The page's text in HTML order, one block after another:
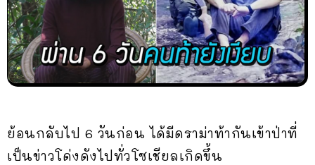
ย้อนกลับไป 6 วันก่อน ได้มีดราม่าท้ากันเข้าป่าที่
เป็นข่าวโด่งดังไปทั่วโซเชียลเกิดขึ้น